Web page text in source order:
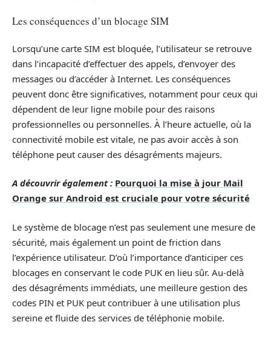
Les conséquences d’un blocage SIM
Lorsqu’une carte SIM est bloquée, l’utilisateur se retrouve
dans l’incapacité d’effectuer des appels, d’envoyer des
messages ou d’accéder à Internet. Les conséquences
peuvent donc être significatives, notamment pour ceux qui
dépendent de leur ligne mobile pour des raisons
professionnelles ou personnelles. À l’heure actuelle, où la
connectivité mobile est vitale, ne pas avoir accès à son
téléphone peut causer des désagréments majeurs.
A découvrir également : Pourquoi la mise à jour Mail
Orange sur Android est cruciale pour votre sécurité
Le système de blocage n’est pas seulement une mesure de
sécurité, mais également un point de friction dans
l’expérience utilisateur. D’où l’importance d’anticiper ces
blocages en conservant le code PUK en lieu sûr. Au-delà
des désagréments immédiats, une meilleure gestion des
codes PIN et PUK peut contribuer à une utilisation plus
sereine et fluide des services de téléphonie mobile.